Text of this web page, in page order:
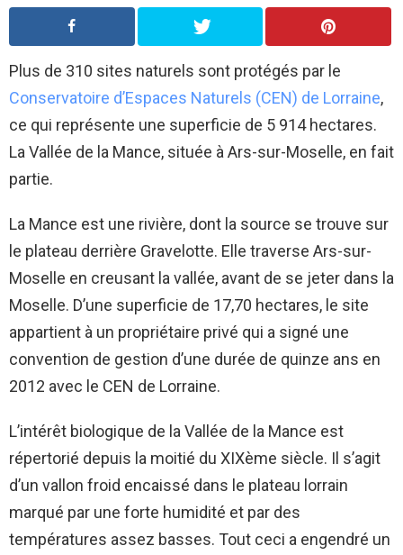
Plus de 310 sites naturels sont protégés par le
Conservatoire d’Espaces Naturels (CEN) de Lorraine,
ce qui représente une superficie de 5 914 hectares.
La Vallée de la Mance, située à Ars-sur-Moselle, en fait
partie.
La Mance est une rivière, dont la source se trouve sur
le plateau derrière Gravelotte. Elle traverse Ars-sur-
Moselle en creusant la vallée, avant de se jeter dans la
Moselle. D’une superficie de 17,70 hectares, le site
appartient à un propriétaire privé qui a signé une
convention de gestion d’une durée de quinze ans en
2012 avec le CEN de Lorraine.
L’intérêt biologique de la Vallée de la Mance est
répertorié depuis la moitié du XIXème siècle. Il s’agit
d’un vallon froid encaissé dans le plateau lorrain
marqué par une forte humidité et par des
températures assez basses. Tout ceci a engendré un